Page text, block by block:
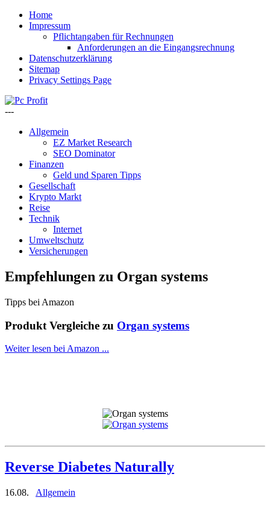
Home
Impressum
Pflichtangaben für Rechnungen
Anforderungen an die Eingangsrechnung
Datenschutzerklärung
Sitemap
Privacy Settings Page
---
Allgemein
EZ Market Research
SEO Dominator
Finanzen
Geld und Sparen Tipps
Gesellschaft
Krypto Markt
Reise
Technik
Internet
Umweltschutz
Versicherungen
Empfehlungen zu Organ systems
Tipps bei Amazon
Produkt Vergleiche zu Organ systems
Weiter lesen bei Amazon ...
Reverse Diabetes Naturally
16.08. Allgemein